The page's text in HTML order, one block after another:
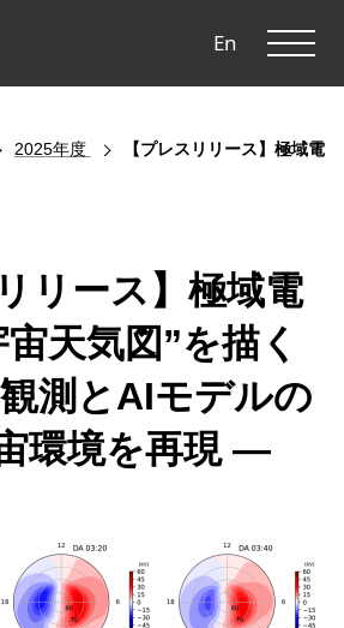
En
2025年度 【プレスリリース】極域電
リース】極域電
天気図”を描く
測とAIモデルの
環境を再現 —